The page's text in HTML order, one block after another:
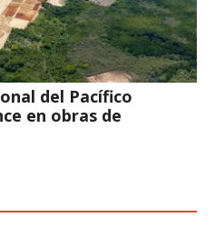
del Pacífico
en obras de